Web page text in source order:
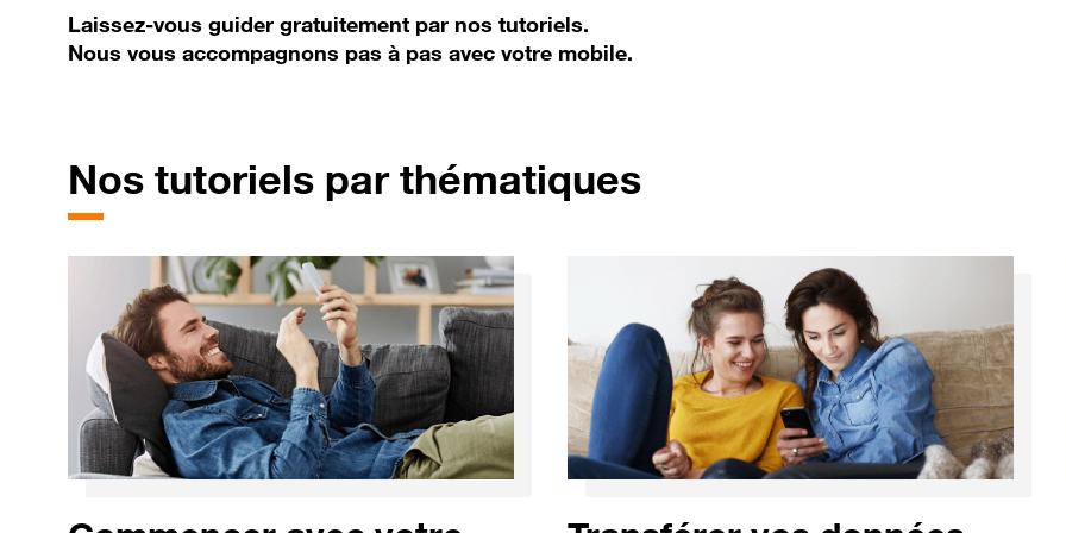
Laissez-vous guider gratuitement par nos tutoriels.
Nous vous accompagnons pas à pas avec votre mobile.
Nos tutoriels par thématiquespour Motorola Edge40